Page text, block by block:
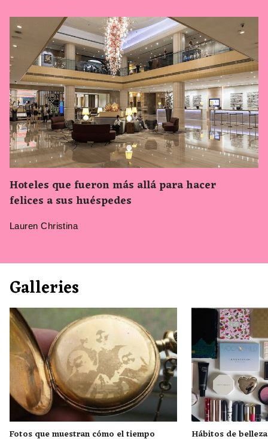
Hoteles que fueron más allá para hacer
felices a sus huéspedes
Lauren Christina
Galleries
Fotos que muestran cómo el tiempo Hábitos de